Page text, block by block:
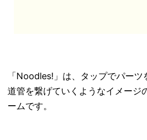
「Noodles!」は、タップでパー
道管を繋げていくようなイメージ
ームです。